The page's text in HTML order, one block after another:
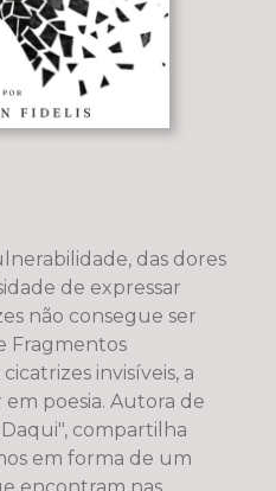
das dores
de expressar
não consegue ser
Fragmentos
invisíveis, a
poesia. Autora de
compartilha
em forma de um